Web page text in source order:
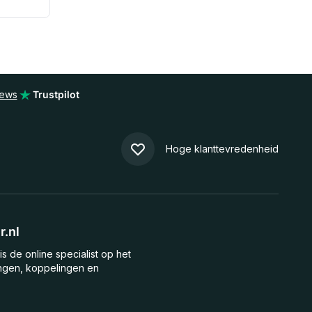
Trustpilot
Hoge klanttevredenheid
de online specialist op het
koppelingen en